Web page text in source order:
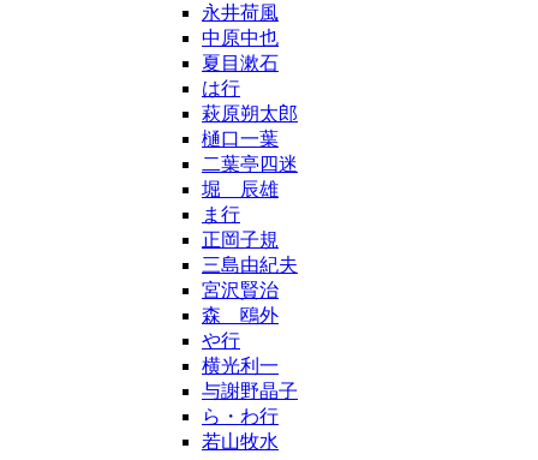
永井荷風
中原中也
夏目漱石
は行
萩原朔太郎
樋口一葉
二葉亭四迷
堀 辰雄
ま行
正岡子規
三島由紀夫
宮沢賢治
森 鴎外
や行
横光利一
与謝野晶子
ら・わ行
若山牧水